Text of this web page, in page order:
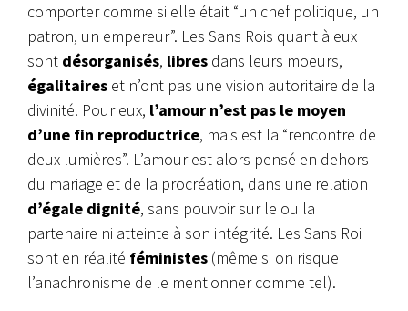
comporter comme si elle était “un chef politique, un
patron, un empereur”. Les Sans Rois quant à eux
sont désorganisés, libres dans leurs moeurs,
égalitaires et n’ont pas une vision autoritaire de la
divinité. Pour eux, l’amour n’est pas le moyen
d’une fin reproductrice, mais est la “rencontre de
deux lumières”. L’amour est alors pensé en dehors
du mariage et de la procréation, dans une relation
d’égale dignité, sans pouvoir sur le ou la
partenaire ni atteinte à son intégrité. Les Sans Roi
sont en réalité féministes (même si on risque
l’anachronisme de le mentionner comme tel).